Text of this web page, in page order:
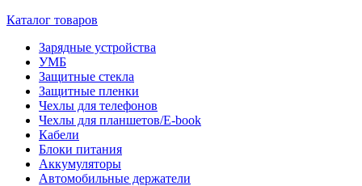
Каталог товаров
Зарядные устройства
УМБ
Защитные стекла
Защитные пленки
Чехлы для телефонов
Чехлы для планшетов/E-book
Кабели
Блоки питания
Аккумуляторы
Автомобильные держатели